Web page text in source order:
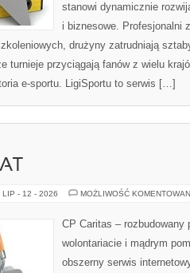
stanowi dynamicznie
i biznesowe. Profesjonalni
drużyny zatrudniają
turnieje przyciągają fanów z wielu
e-sportu. LigiSportu to serwis […]
LIP - 12 - 2026 MOŻLIWOŚĆ
CP Caritas – rozbudowany
wolontariacie i mądrym
obszerny serwis